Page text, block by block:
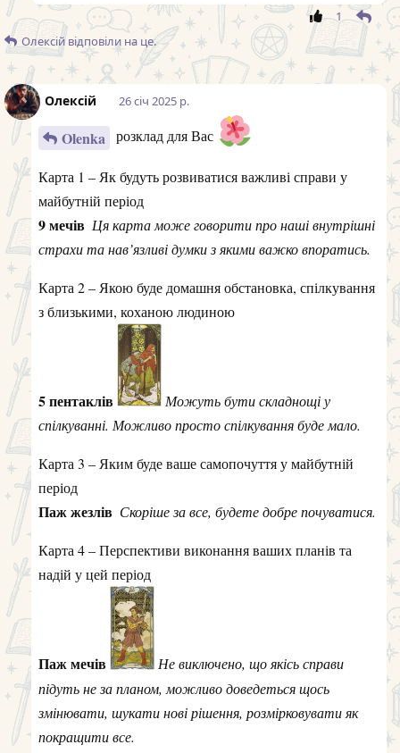
страхи та нав’язливі думки з якими важко впоратись.
Карта 2 – Якою буде домашня обстановка, спілкування
з близькими, коханою людиною
спілкуванні. Можливо просто спілкування буде мало.
Карта 3 – Яким буде ваше самопочуття у майбутній
період
Карта 4 – Перспективи виконання ваших планів та
надій у цей період
Паж мечів
Не виключено, що якісь справи
покращити все.
3 пентаклів Сумлінно виконувати свою роботу,
переймати досвід та вчитись новому.
Гарного тижня